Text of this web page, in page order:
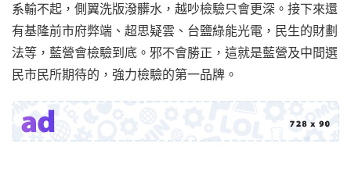
系輸不起，側翼洗版潑髒水，越吵檢驗只會更深。接下來還
有基隆前市府弊端、超思疑雲、台鹽綠能光電，民生的財劃
法等，藍營會檢驗到底。邪不會勝正，這就是藍營及中間選
民市民所期待的，強力檢驗的第一品牌。